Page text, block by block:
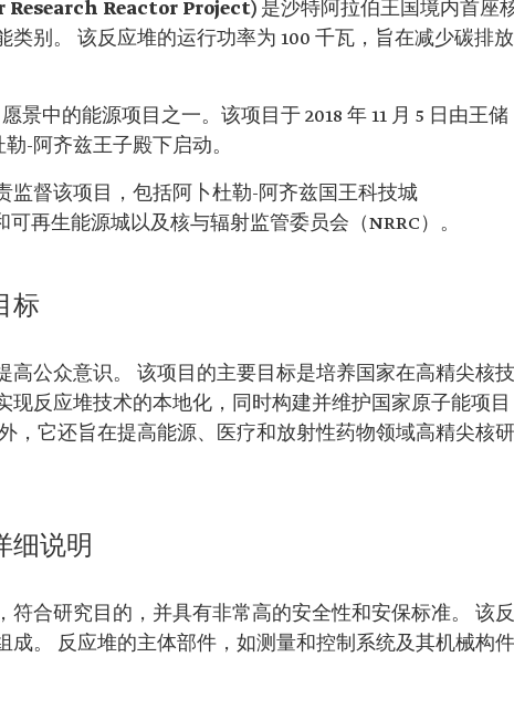
Research Reactor Project) 是沙特阿拉伯王国境内首座
别。 该反应堆的运行功率为 100 千瓦，旨在减少碳排放
景中的能源项目之一。该项目于 2018 年 11 月 5 日由王储
勒-阿齐兹王子殿下启动。
监督该项目，包括阿卜杜勒-阿齐兹国王科技城
可再生能源城以及核与辐射监管委员会（NRRC）。
标
高公众意识。 该项目的主要目标是培养国家在高精尖核技
反应堆技术的本地化，同时构建并维护国家原子能项目
，它还旨在提高能源、医疗和放射性药物领域高精尖核研
细说明
符合研究目的，并具有非常高的安全性和安保标准。 该反
成。 反应堆的主体部件，如测量和控制系统及其机械构件